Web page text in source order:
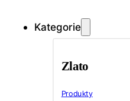
Kategorie
Zlato
Produkty